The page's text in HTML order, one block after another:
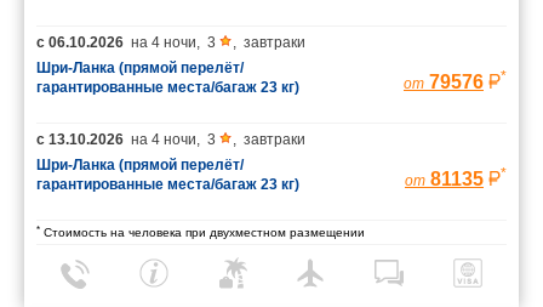
с 06.10.2026 на 4 ночи, 3 , завтраки
Шри-Ланка (прямой перелёт/
гарантированные места/багаж 23 кг)
от 79576 *
с 13.10.2026 на 4 ночи, 3 , завтраки
Шри-Ланка (прямой перелёт/
гарантированные места/багаж 23 кг)
от 81135 *
* Стоимость на человека при двухместном размещении